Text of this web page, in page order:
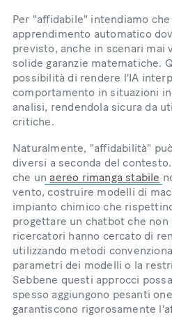
Per "affidabile" intendiamo
apprendimento automatico
previsto, anche in scenari mai
solide garanzie matematiche.
possibilità di rendere l'IA
comportamento in situazioni
analisi, rendendola sicura da
critiche.
Naturalmente, "affidabilità"
diversi a seconda del
che un aereo rimanga stabile
vento, costruire modelli di
impianto chimico che
progettare un chatbot che non
ricercatori hanno cercato di
utilizzando metodi
parametri dei modelli o la
Sebbene questi approcci
spesso aggiungono pesanti
garantiscono rigorosamente